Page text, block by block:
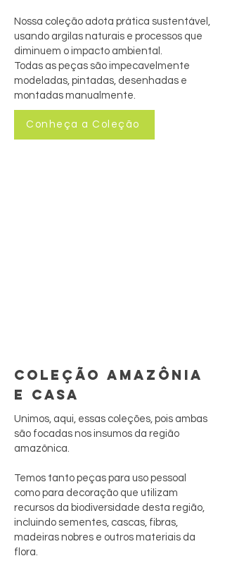
Nossa coleção adota prática sustentável,
usando argilas naturais e processos que
diminuem o impacto ambiental.
Todas as peças são impecavelmente
modeladas, pintadas, desenhadas e
montadas manualmente.
Conheça a Coleção
COLEÇÃO AMAZÔNIA
E CASA
Unimos, aqui, essas coleções, pois ambas
são focadas nos insumos da região
amazônica.
Temos tanto peças para uso pessoal
como para decoração que utilizam
recursos da biodiversidade desta região,
incluindo sementes, cascas, fibras,
madeiras nobres e outros materiais da
flora.